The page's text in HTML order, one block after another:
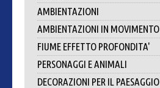
AMBIENTAZIONI
AMBIENTAZIONI IN MOVIMENTO
FIUME EFFETTO PROFONDITA'
PERSONAGGI E ANIMALI
DECORAZIONI PER IL PAESAGGIO